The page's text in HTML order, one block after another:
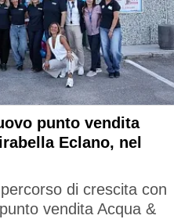
punto vendita
Eclano, nel
di crescita con
vendita Acqua &